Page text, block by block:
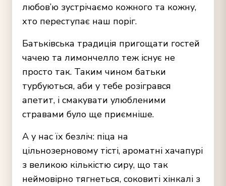
любов’ю зустрічаємо кожного та кожну,
хто переступає наш поріг.
Батьківська традиція пригощати гостей
чачею та лимончелло теж існує не
просто так. Таким чином батьки
турбуються, аби у тебе розігрався
апетит, і смакувати улюбленими
стравами було ще приємніше.
А у нас їх безліч: піца на
цільнозерновому тісті, ароматні хачапурі
з великою кількістю сиру, що так
неймовірно тягнеться, соковиті хінкалі з